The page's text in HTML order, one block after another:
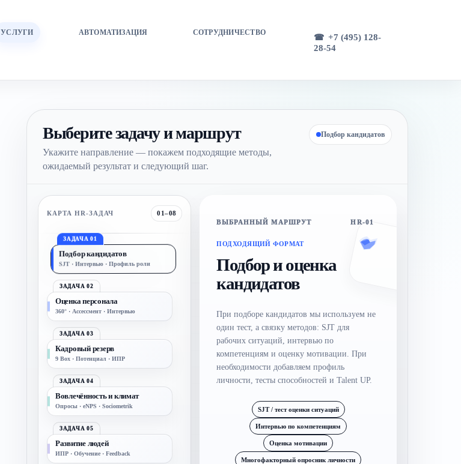
УСЛУГИ АВТОМАТИЗАЦИЯ СОТРУДНИЧЕСТВО
+7 (495) 128-
28-54
Выберите задачу и маршрут
Укажите направление — покажем подходящие методы,
ожидаемый результат и следующий шаг.
Подбор кандидатов
КАРТА HR-ЗАДАЧ 01–08
ЗАДАЧА 01
Подбор кандидатов
SJT · Интервью · Профиль роли
ЗАДАЧА 02
Оценка персонала
360° · Ассессмент · Интервью
ЗАДАЧА 03
Кадровый резерв
9 Box · Потенциал · ИПР
ЗАДАЧА 04
Вовлечённость и климат
Опросы · eNPS · Sociometrik
ЗАДАЧА 05
Развитие людей
ИПР · Обучение · Feedback
ВЫБРАННЫЙ МАРШРУТ HR-01
ПОДХОДЯЩИЙ ФОРМАТ
Подбор и оценка
кандидатов
При подборе кандидатов мы используем не
один тест, а связку методов: SJT для
рабочих ситуаций, интервью по
компетенциям и оценку мотивации. При
необходимости добавляем профиль
личности, тесты способностей и Talent UP.
SJT / тест оценки ситуаций
Интервью по компетенциям
Оценка мотивации
Многофакторный опросник личности